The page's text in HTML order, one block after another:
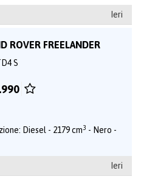
Ieri
ROVER FREELANDER
S
Diesel - 2179 cm3 - Nero -
Ieri